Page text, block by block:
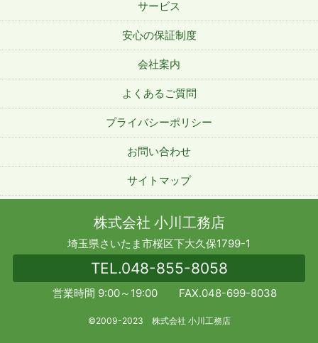
サービス
安心の保証制度
会社案内
よくあるご質問
プライバシーポリシー
お問い合わせ
サイトマップ
株式会社 小川工務店
埼玉県さいたま市桜区下大久保1799-1
TEL.048-855-8058
営業時間 9:00～19:00 FAX.048-699-8038
©2009-2023 株式会社 小川工務店